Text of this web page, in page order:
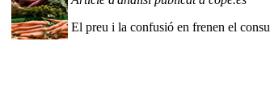
El preu i la confusió en frenen el